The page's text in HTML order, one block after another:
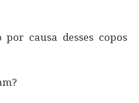
causa desses copos